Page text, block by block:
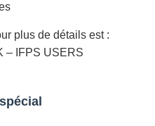
plus de détails est :
– IFPS USERS